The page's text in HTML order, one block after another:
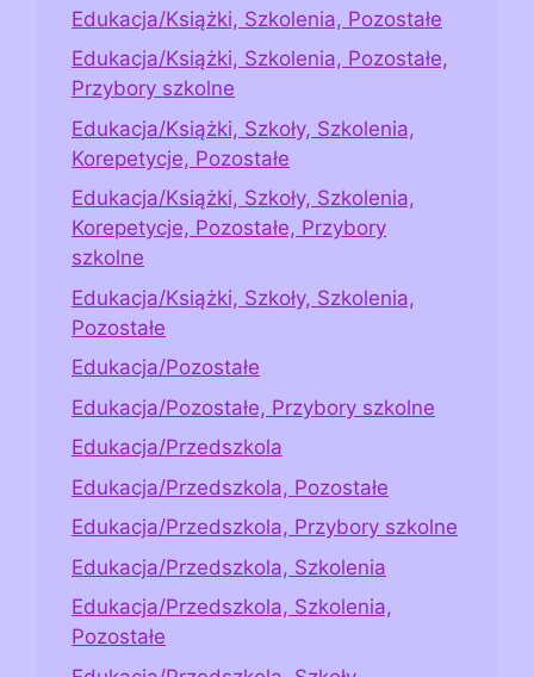
Edukacja/Książki, Szkolenia, Pozostałe
Edukacja/Książki, Szkolenia, Pozostałe,
Przybory szkolne
Edukacja/Książki, Szkoły, Szkolenia,
Korepetycje, Pozostałe
Edukacja/Książki, Szkoły, Szkolenia,
Korepetycje, Pozostałe, Przybory
szkolne
Edukacja/Książki, Szkoły, Szkolenia,
Pozostałe
Edukacja/Pozostałe
Edukacja/Pozostałe, Przybory szkolne
Edukacja/Przedszkola
Edukacja/Przedszkola, Pozostałe
Edukacja/Przedszkola, Przybory szkolne
Edukacja/Przedszkola, Szkolenia
Edukacja/Przedszkola, Szkolenia,
Pozostałe